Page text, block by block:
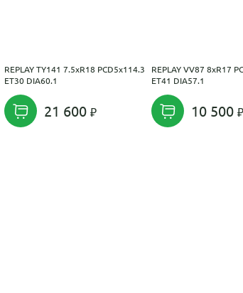
REPLAY TY141 7.5xR18 PCD5x114.3
ET30 DIA60.1
21 600
REPLAY VV87 8xR17
ET41 DIA57.1
10 500